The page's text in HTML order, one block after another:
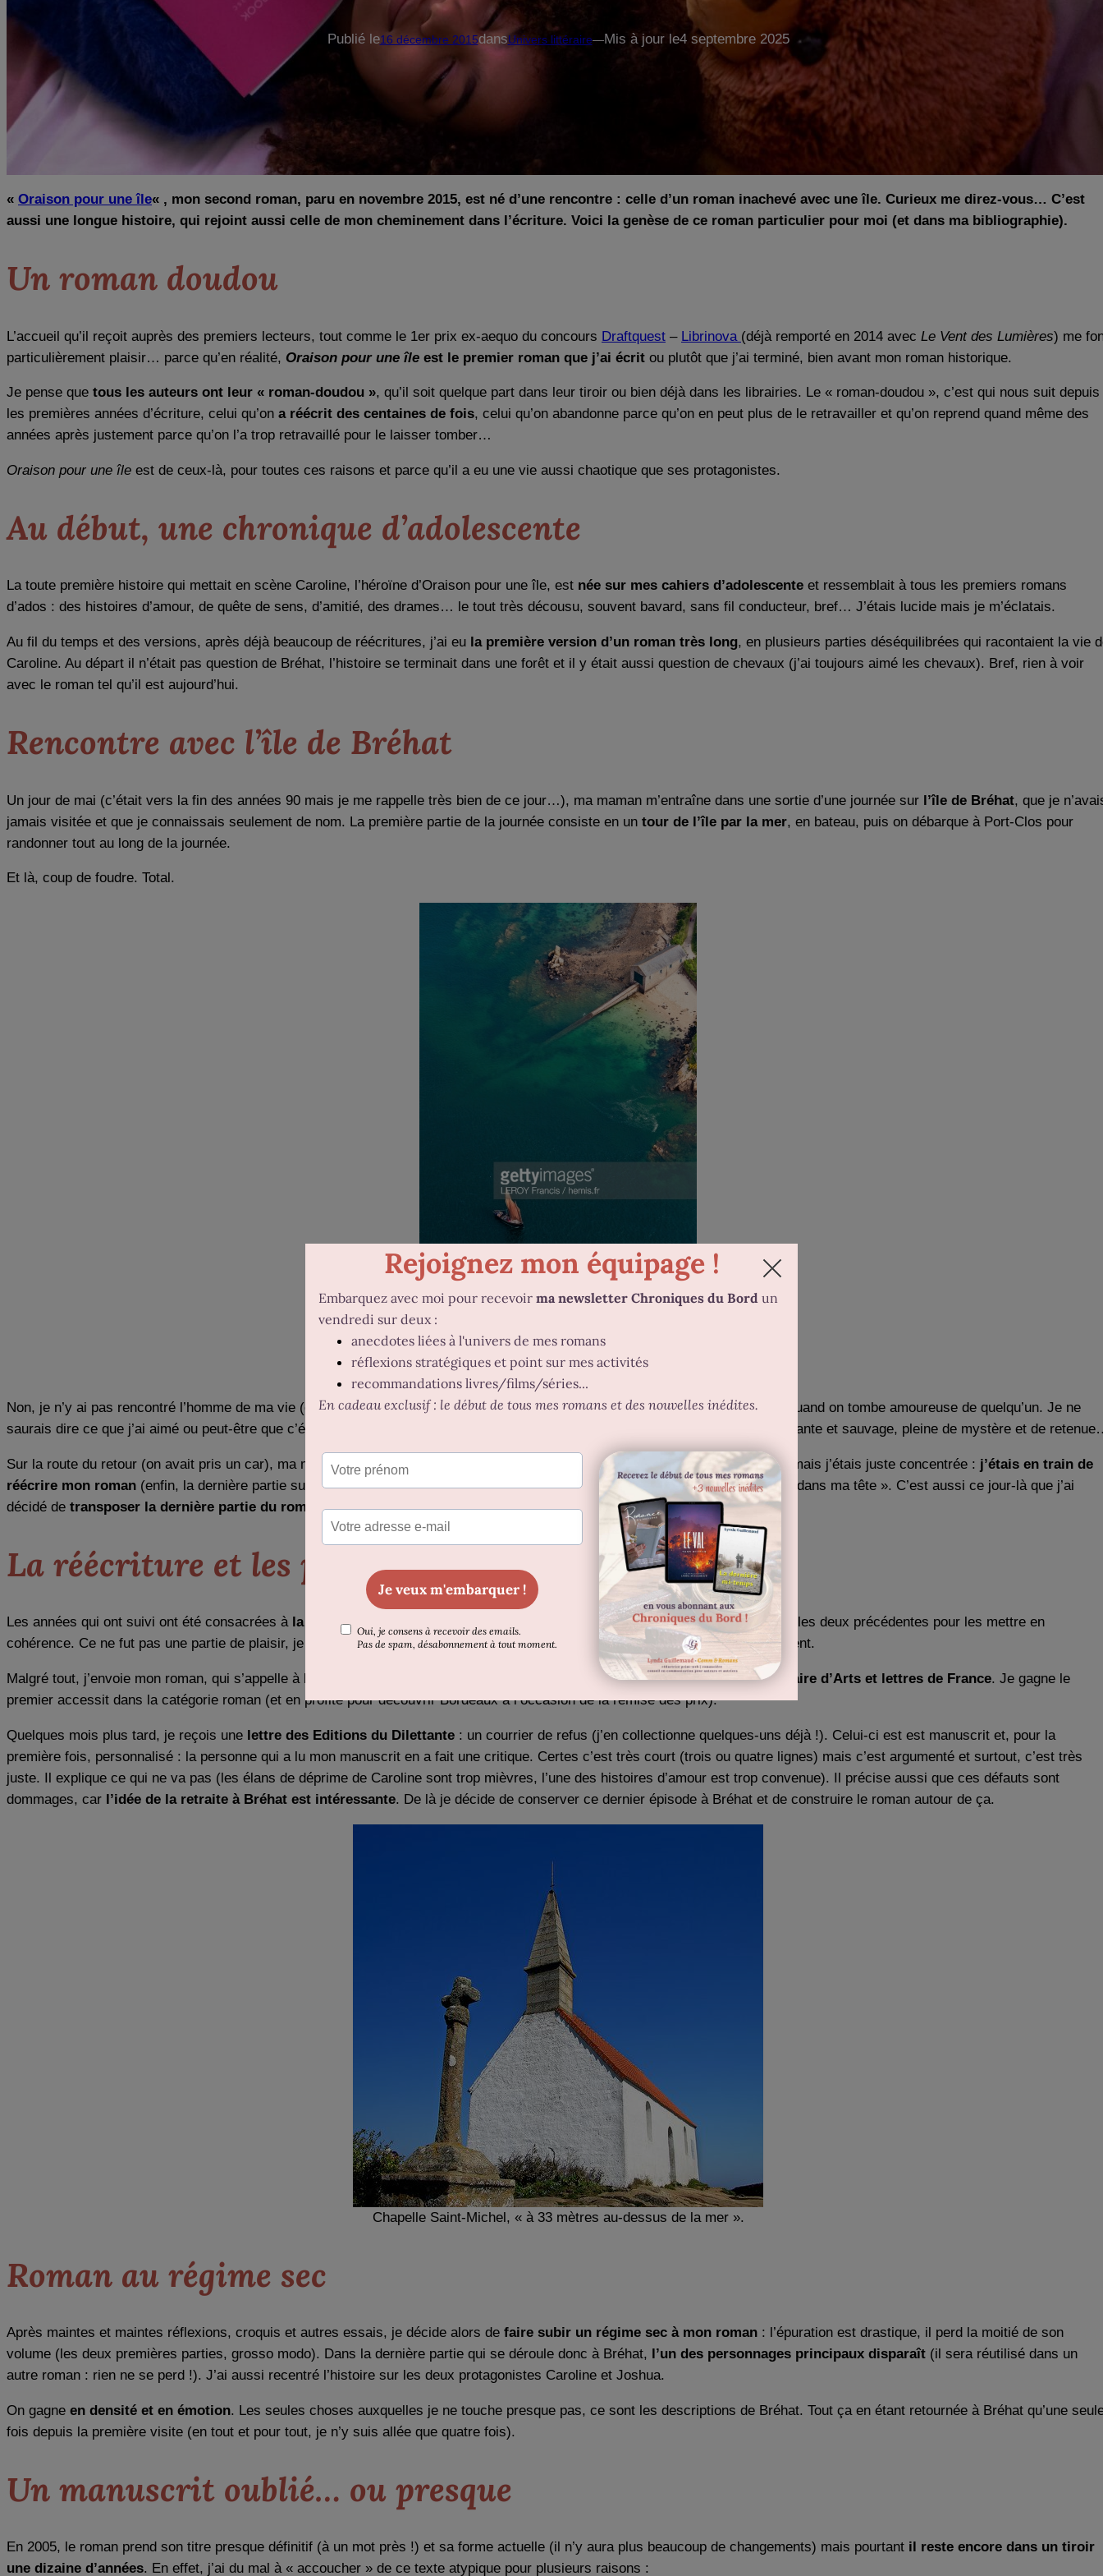
Publié le16 décembre 2015dansUnivers littéraire—Mis à jour le4 septembre 2025
« Oraison pour une île« , mon second roman, paru en novembre 2015, est né d’une rencontre : celle d’un roman inachevé avec une île. Curieux me direz-vous… C’est
aussi une longue histoire, qui rejoint aussi celle de mon cheminement dans l’écriture. Voici la genèse de ce roman particulier pour moi (et dans ma bibliographie).
Un roman doudou
L’accueil qu’il reçoit auprès des premiers lecteurs, tout comme le 1er prix ex-aequo du concours Draftquest – Librinova (déjà remporté en 2014 avec Le Vent des Lumières) me
particulièrement plaisir… parce qu’en réalité, Oraison pour une île est le premier roman que j’ai écrit ou plutôt que j’ai terminé, bien avant mon roman historique.
Je pense que tous les auteurs ont leur « roman-doudou », qu’il soit quelque part dans leur tiroir ou bien déjà dans les librairies. Le « roman-doudou », c’est qui nous suit depuis
les premières années d’écriture, celui qu’on a réécrit des centaines de fois, celui qu’on abandonne parce qu’on en peut plus de le retravailler et qu’on reprend quand même des
années après justement parce qu’on l’a trop retravaillé pour le laisser tomber…
Oraison pour une île est de ceux-là, pour toutes ces raisons et parce qu’il a eu une vie aussi chaotique que ses protagonistes.
Au début, une chronique d’adolescente
La toute première histoire qui mettait en scène Caroline, l’héroïne d’Oraison pour une île, est née sur mes cahiers d’adolescente et ressemblait à tous les premiers romans
d’ados : des histoires d’amour, de quête de sens, d’amitié, des drames… le tout très décousu, souvent bavard, sans fil conducteur, bref… J’étais lucide mais je m’éclatais.
Au fil du temps et des versions, après déjà beaucoup de réécritures, j’ai eu la première version d’un roman très long, en plusieurs parties déséquilibrées qui racontaient la vie
Caroline. Au départ il n’était pas question de Bréhat, l’histoire se terminait dans une forêt et il y était aussi question de chevaux (j’ai toujours aimé les chevaux). Bref, rien à voir
avec le roman tel qu’il est aujourd’hui.
Rencontre avec l’île de Bréhat
Un jour de mai (c’était vers la fin des années 90 mais je me rappelle très bien de ce jour…), ma maman m’entraîne dans une sortie d’une journée sur l’île de Bréhat, que je
jamais visitée et que je connaissais seulement de nom. La première partie de la journée consiste en un tour de l’île par la mer, en bateau, puis on débarque à Port-Clos pour
randonner tout au long de la journée.
Et là, coup de foudre. Total.
Désolée pour l’image avec le filigrane… mais
l’image représente tellement bien Bréhat que
je n’ai pas pu résister !
Non, je n’y ai pas rencontré l’homme de ma vie (c’était déjà fait !). Maisje suis tombée amoureuse de l’île. Vraiment, comme quand on tombe amoureuse de quelqu’un. Je ne
saurais dire ce que j’ai aimé ou peut-être que c’était tout un ensemble, en fait : les fleurs, la mer, cette atmosphère à la fois souriante et sauvage, pleine de mystère et de
Sur la route du retour (on avait pris un car), ma maman s’est même inquiétée parce que je ne disais plus rien. J’allais très bien, mais j’étais juste concentrée : j’étais en train de
réécrire mon roman (enfin, la dernière partie surtout) dans ma tête. Cette expression est restée, d’ailleurs, de ce jour : « j’écris dans ma tête ». C’est aussi ce jour-là que j’ai
décidé de transposer la dernière partie du roman à Bréhat.
La réécriture et les premiers retours
Les années qui ont suivi ont été consacrées à la réécriture de cette dernière partie.
Par voie de conséquence, j’ai du remanier les deux précédentes pour les mettre en
cohérence. Ce ne fut pas une partie de plaisir, je suis passée pardifférentes versions, sans qu’aucune ne me satisfasse vraiment.
Malgré tout, j’envoie mon roman, qui s’appelle à l’époque « Granites », à plusieurs éditeurs et, parallèlement, auconcours littéraire d’Arts et lettres de France. Je gagne le
premier accessit dans la catégorie roman (et en profite pour découvrir Bordeaux à l’occasion de la remise des prix).
Quelques mois plus tard, je reçois une lettre des Editions du Dilettante : un courrier de refus (j’en collectionne quelques-uns déjà !). Celui-ci est est manuscrit et, pour la
première fois, personnalisé : la personne qui a lu mon manuscrit en a fait une critique. Certes c’est très court (trois ou quatre lignes) mais c’est argumenté et surtout, c’est très
juste. Il explique ce qui ne va pas (les élans de déprime de Caroline sont trop mièvres, l’une des histoires d’amour est trop convenue). Il précise aussi que ces défauts sont
dommages, car l’idée de la retraite à Bréhat est intéressante. De là je décide de conserver ce dernier épisode à Bréhat et de construire le roman autour de ça.
Chapelle Saint-Michel, « à 33 mètres au-dessus de la mer ».
Roman au régime sec
Après maintes et maintes réflexions, croquis et autres essais, je décide alors de faire subir un régime sec à mon roman : l’épuration est drastique, il perd la moitié de son
volume (les deux premières parties, grosso modo). Dans la dernière partie qui se déroule donc à Bréhat, l’un des personnages principaux disparaît (il sera réutilisé dans un
autre roman : rien ne se perd !). J’ai aussi recentré l’histoire sur les deux protagonistes Caroline et Joshua.
On gagne en densité et en émotion. Les seules choses auxquelles je ne touche presque pas, ce sont les descriptions de Bréhat. Tout ça en étant retournée à Bréhat qu’une
fois depuis la première visite (en tout et pour tout, je n’y suis allée que quatre fois).
Un manuscrit oublié… ou presque
En 2005, le roman prend son titre presque définitif (à un mot près !) et sa forme actuelle (il n’y aura plus beaucoup de changements) mais pourtant il reste encore dans un tiroir
une dizaine d’années. En effet, j’ai du mal à « accoucher » de ce texte atypique pour plusieurs raisons :